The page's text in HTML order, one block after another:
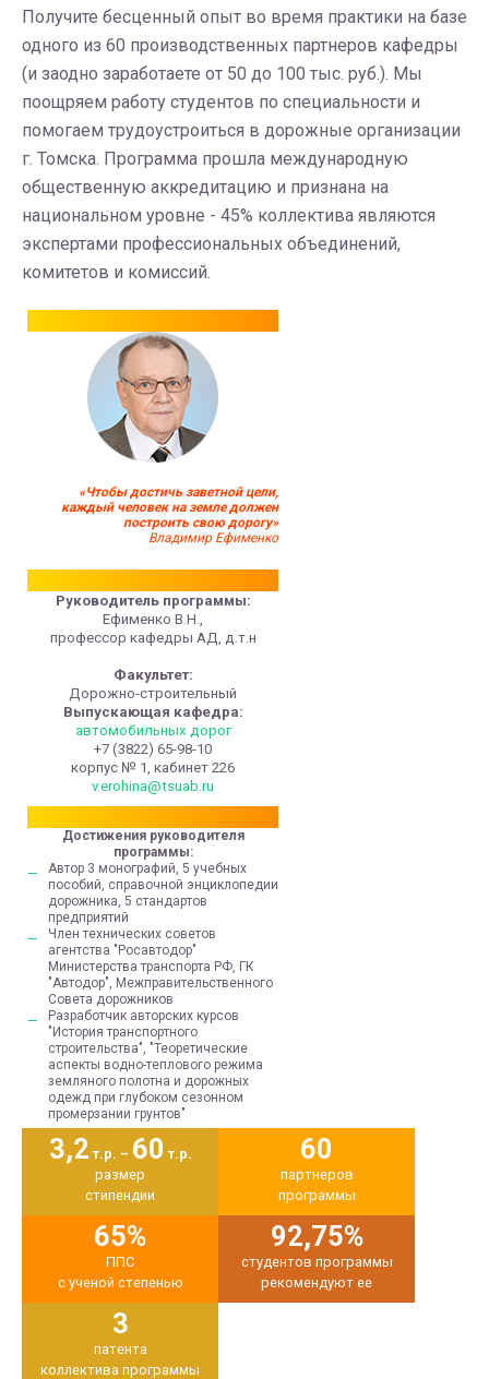
Получите бесценный опыт во время практики на базе
одного из 60 производственных партнеров кафедры
(и заодно заработаете от 50 до 100 тыс. руб.). Мы
поощряем работу студентов по специальности и
помогаем трудоустроиться в дорожные организации
г. Томска. Программа прошла международную
общественную аккредитацию и признана на
национальном уровне - 45% коллектива являются
экспертами профессиональных объединений,
комитетов и комиссий.
«Чтобы достичь заветной цели,
каждый человек на земле должен
построить свою дорогу»
Владимир Ефименко
Руководитель программы:
Ефименко В.Н.,
профессор кафедры АД, д.т.н
Факультет:
Дорожно-строительный
Выпускающая кафедра:
автомобильных дорог
+7 (3822) 65-98-10
корпус № 1, кабинет 226
v.erohina@tsuab.ru
Достижения руководителя
программы:
Автор 3 монографий, 5 учебных
пособий, справочной энциклопедии
дорожника, 5 стандартов
предприятий
Член технических советов
агентства "Росавтодор"
Министерства транспорта РФ, ГК
"Автодор", Межправительственного
Совета дорожников
Разработчик авторских курсов
"История транспортного
строительства", "Теоретические
аспекты водно-теплового режима
земляного полотна и дорожных
одежд при глубоком сезонном
промерзании грунтов"
3,2 т.р. – 60 т.р.
размер
стипендии
60
партнеров
программы
65%
ППС
с ученой степенью
92,75%
студентов программы
рекомендуют ее
3
патента
коллектива программы